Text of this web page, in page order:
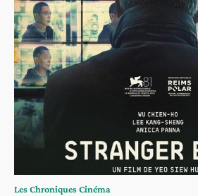
Les Chroniques Cinéma